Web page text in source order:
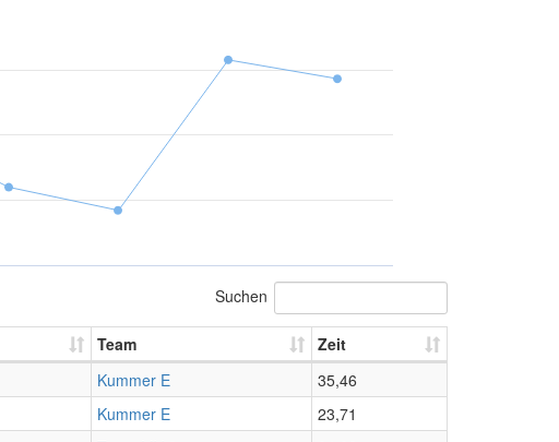
Suchen
Team
Zeit
Kummer E
35,46
Kummer E
23,71